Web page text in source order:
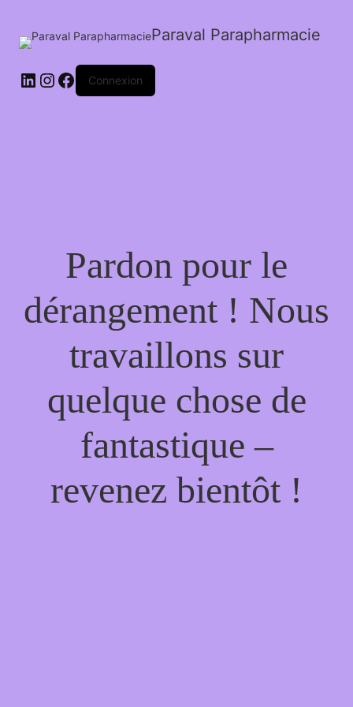
Paraval Parapharmacie
LinkedIn
Instagram
FacebookConnexion
Pardon pour le
dérangement ! Nous
travaillons sur
quelque chose de
fantastique –
revenez bientôt !